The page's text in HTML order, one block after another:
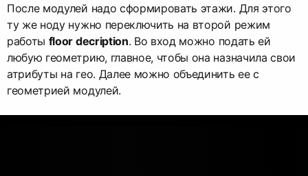
После модулей надо сформировать этажи. Для этого
ту же ноду нужно переключить на второй режим
работы floor decription. Во вход можно подать ей
любую геометрию, главное, чтобы она назначила свои
атрибуты на гео. Далее можно объединить ее с
геометрией модулей.